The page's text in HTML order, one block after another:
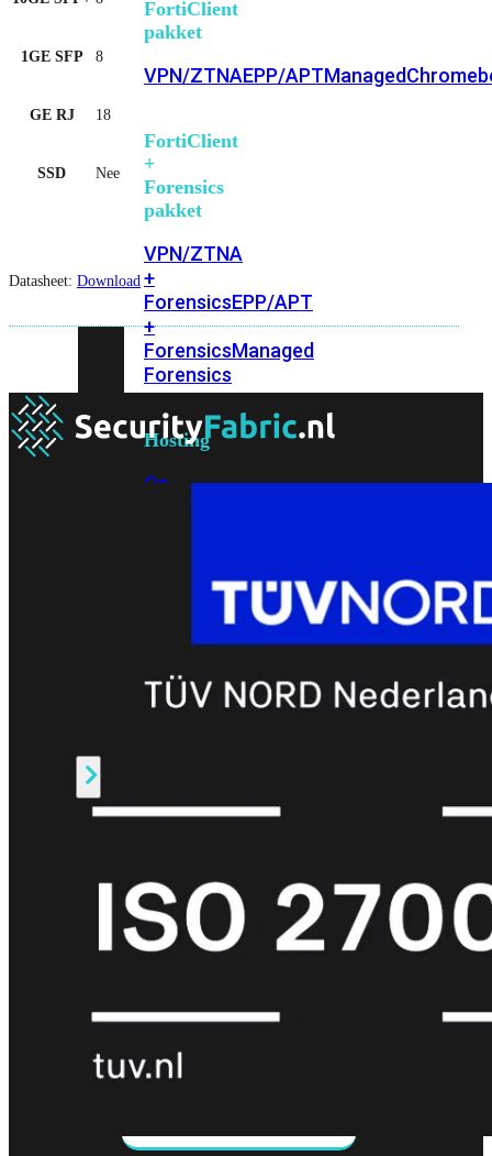
FortiClient
pakket
VPN/ZTNAEPP/APTManaged
FortiClient
+
Forensics
pakket
VPN/ZTNA
+
ForensicsEPP/APT
+
ForensicsManaged
Forensics
Hosting
On-
bekijken
FortiClientFortiEndpoint
FortiSwitch
1GE SFP 8
GE RJ 18
SSD Nee
Datasheet: Download